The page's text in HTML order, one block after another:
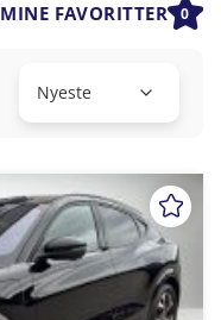
MINE FAVORITTER 0